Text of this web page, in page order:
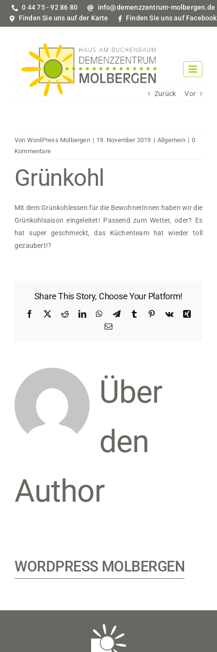
Zum
Inhalt
0 44 75 - 92 86 80
info@demenzzentrum-molbergen.de
Finden Sie uns auf der Karte
Finden Sie uns auf Facebook
Zurück Vor
Von WordPress Molbergen | 19. November 2019 | Allgemein | 0
Kommentare
Grünkohl
Mit dem Grünkohlessen für die BewohnerInnen haben wir die
Grünkohlsaison eingeleitet! Passend zum Wetter, oder? Es
hat super geschmeckt, das Küchenteam hat wieder toll
gezaubert!?
Share This Story, Choose Your Platform!
Facebook
X RedditLinkedInWhatsApp
TelegramTumblr Pinterest
Vk
Xing
E-
Über
den
Author
WORDPRESS MOLBERGEN